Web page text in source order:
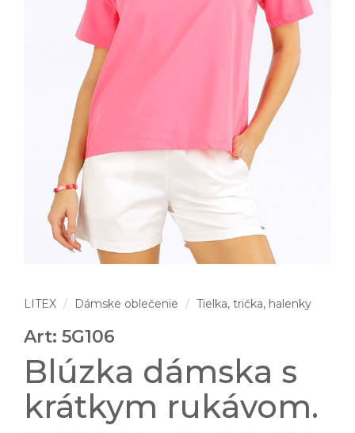
LITEX Dámske oblečenie Tielka, trička, halenky
Art: 5G106
Blúzka dámska s
krátkym rukávom.